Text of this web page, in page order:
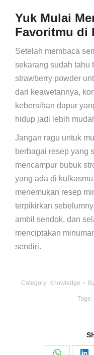
Yuk Mulai
Favoritmu di
Setelah membaca
sekarang sudah tahu
strawberry powder
dari keawetannya,
kebersihan dapur
hidup jadi lebih
Jangan ragu untuk
berbagai resep yang
mencampur bubuk
yang ada di
menemukan resep
terpikirkan
ambil sendok, dan
menciptakan
sendiri.
Category: Knowledge
Tags: